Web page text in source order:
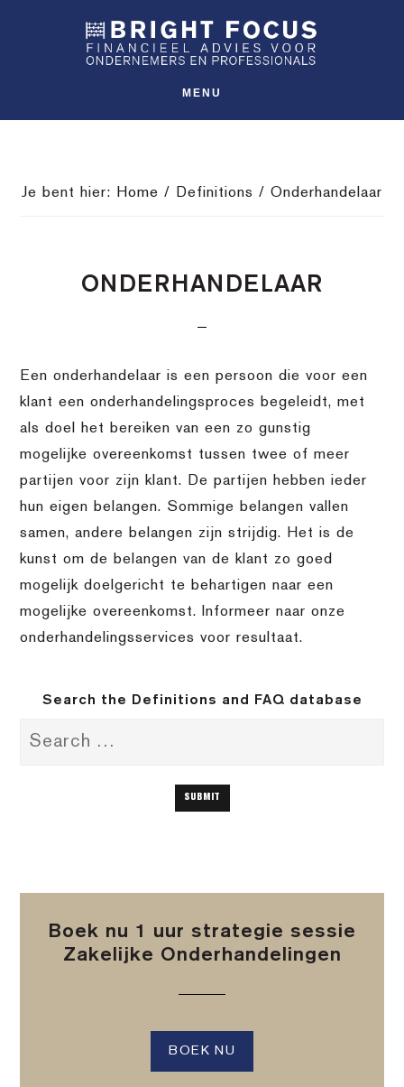
inhoud
MENU
Je bent hier: Home / Definitions / Onderhandelaar
ONDERHANDELAAR
Een onderhandelaar is een persoon die voor een
klant een onderhandelingsproces begeleidt, met
als doel het bereiken van een zo gunstig
mogelijke overeenkomst tussen twee of meer
partijen voor zijn klant. De partijen hebben ieder
hun eigen belangen. Sommige belangen vallen
samen, andere belangen zijn strijdig. Het is de
kunst om de belangen van de klant zo goed
mogelijk doelgericht te behartigen naar een
mogelijke overeenkomst. Informeer naar onze
onderhandelingsservices voor resultaat.
Search the Definitions and FAQ database
Boek nu 1 uur strategie sessie
Zakelijke Onderhandelingen
BOEK NU